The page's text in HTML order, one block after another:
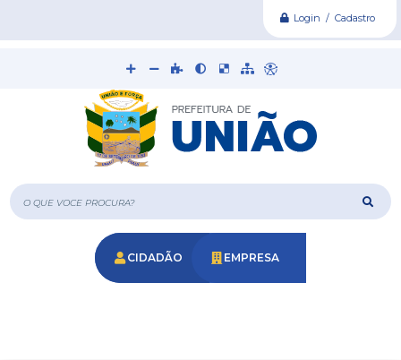
Login / Cadastro
O que voce procura?
CIDADÃO EMPRESA